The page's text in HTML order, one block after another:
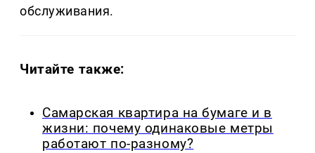
обслуживания.
Читайте также:
Самарская квартира на бумаге и в
жизни: почему одинаковые метры
работают по-разному?